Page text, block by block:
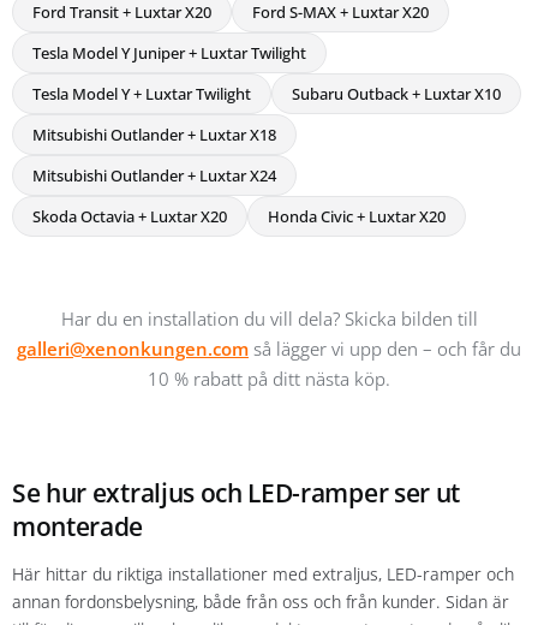
Ford Transit + Luxtar X20
Ford S-MAX + Luxtar X20
Tesla Model Y Juniper + Luxtar Twilight
Tesla Model Y + Luxtar Twilight
Subaru Outback + Luxtar X10
Mitsubishi Outlander + Luxtar X18
Mitsubishi Outlander + Luxtar X24
Skoda Octavia + Luxtar X20
Honda Civic + Luxtar X20
Har du en installation du vill dela? Skicka bilden till
galleri@xenonkungen.com så lägger vi upp den – och får du
10 % rabatt på ditt nästa köp.
Se hur extraljus och LED-ramper ser ut
monterade
Här hittar du riktiga installationer med extraljus, LED-ramper och
annan fordonsbelysning, både från oss och från kunder. Sidan är